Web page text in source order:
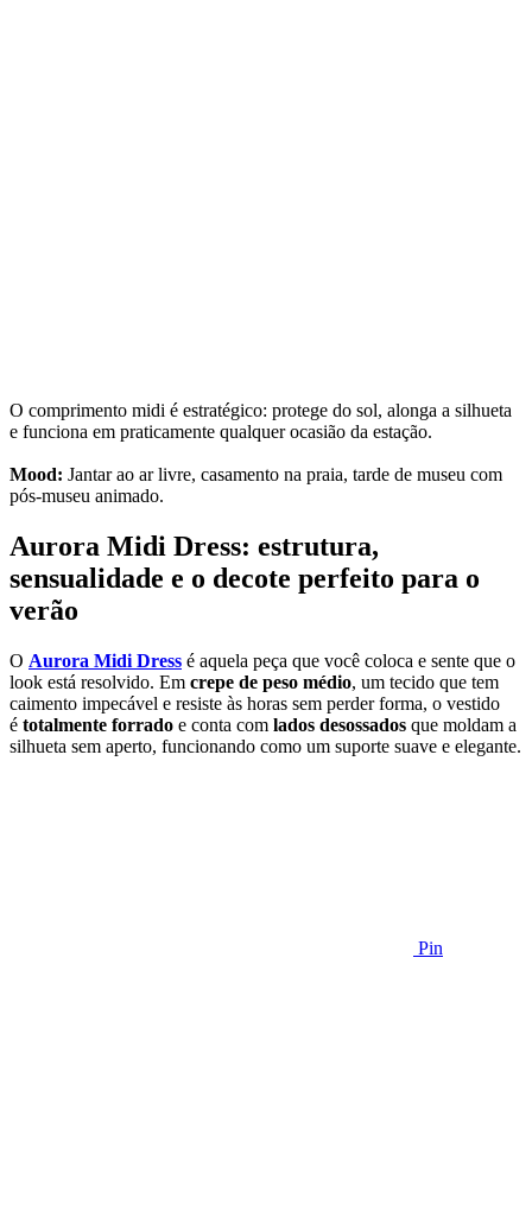
O comprimento midi é estratégico: protege do sol, alonga a silhueta
e funciona em praticamente qualquer ocasião da estação.
Mood: Jantar ao ar livre, casamento na praia, tarde de museu com
pós-museu animado.
Aurora Midi Dress: estrutura,
sensualidade e o decote perfeito para o
verão
O Aurora Midi Dress é aquela peça que você coloca e sente que o
look está resolvido. Em crepe de peso médio, um tecido que tem
caimento impecável e resiste às horas sem perder forma, o vestido
é totalmente forrado e conta com lados desossados que moldam a
silhueta sem aperto, funcionando como um suporte suave e elegante.
Pin